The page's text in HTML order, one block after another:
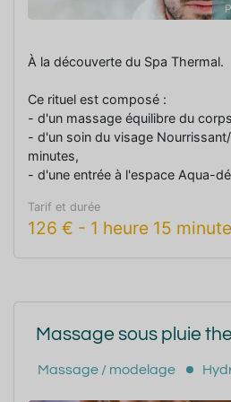
À la découverte du Spa Thermal.
Ce rituel est composé :
- d'un massage équilibre du
- d'un soin du visage
minutes,
- d'une entrée à l'espace Aqua-
Tarif et durée
126 € - 1 heure 15
Massage sous pluie
Massage / modelage